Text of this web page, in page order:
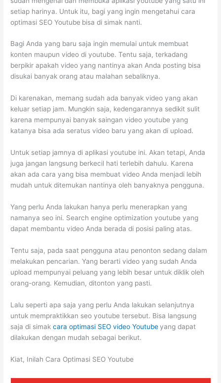
setiap harinya. Untuk itu, bagi yang ingin mengetahui cara
optimasi SEO Youtube bisa di simak nanti.
Bagi Anda yang baru saja ingin memulai untuk membuat
konten maupun video di youtube. Tentu saja, terkadang
berpikir apakah video yang nantinya akan Anda posting bisa
disukai banyak orang atau malahan sebaliknya.
Di karenakan, memang sudah ada banyak video yang akan
keluar setiap jam. Mungkin saja, kedengarannya sedikit sulit
karena mempunyai banyak saingan video youtube yang
katanya bisa ada seratus video baru yang akan di upload.
Untuk setiap jamnya di aplikasi youtube ini. Akan tetapi, Anda
juga jangan langsung berkecil hati terlebih dahulu. Karena
akan ada cara yang bisa membuat video Anda menjadi lebih
mudah untuk ditemukan nantinya oleh banyaknya pengguna.
Yang perlu Anda lakukan hanya perlu menerapkan yang
namanya seo ini. Search engine optimization youtube yang
dapat membantu video Anda berada di posisi paling atas.
Tentu saja, pada saat pengguna atau penonton sedang dalam
melakukan pencarian. Yang berarti video yang sudah Anda
upload mempunyai peluang yang lebih besar untuk diklik oleh
orang-orang. Kemudian, ditonton yang pasti.
Lalu seperti apa saja yang perlu Anda lakukan selanjutnya
untuk mempraktikkan seo youtube tersebut. Bisa langsung
saja di simakcara optimasi SEO video Youtubeyang dapat
dilakukan dengan mudah sebagai berikut.
Kiat, Inilah Cara Optimasi SEO Youtube